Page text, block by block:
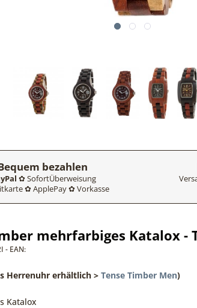
bezahlen
✿ SofortÜberweisung
✿ ApplePay ✿ Vorkasse
mehrfarbiges Katalox -
- EAN:
Herrenuhr erhältlich > Tense Timber Men)
Katalox